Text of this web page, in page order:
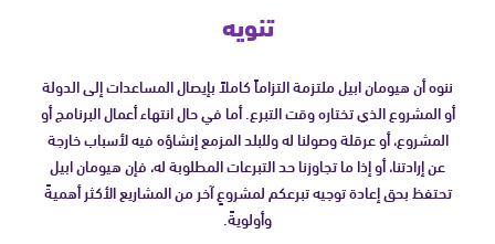
تنويه
ننوه أن هيومان ابيل ملتزمة التزاماً كاملاً بإيصال المساعدات إلى الدولة
أو المشروع الذي تختاره وقت التبرع. أما في حال انتهاء أعمال البرنامج أو
المشروع، أو عرقلة وصولنا له وللبلد المزمع إنشاؤه فيه لأسباب خارجة
عن إرادتنا، أو إذا ما تجاوزنا حد التبرعات المطلوبة له، فإن هيومان ابيل
تحتفظ بحق إعادة توجيه تبرعكم لمشروعٍ آخر من المشاريع الأكثر أهميةً
وأولويةً.